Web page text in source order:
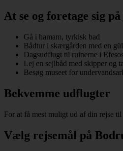
At se og foretage sig
Gå i hamam, tyrkisk bad
Bådtur i skærgården med en
Dagsudflugt til ruinerne i
Lej en sejlbåd med skipper og
Besøg museet for
Bekvemme udflugter
For at få mest muligt ud af din rejse
Vælg rejsemål på